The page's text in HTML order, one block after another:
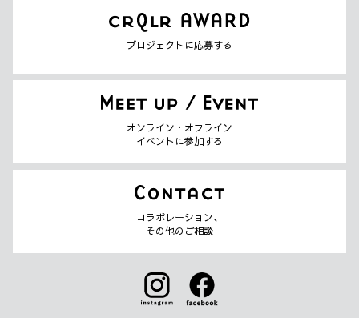
プロジェクトに応募する
オンライン・オフライン
イベントに参加する
コラボレーション、
その他のご相談